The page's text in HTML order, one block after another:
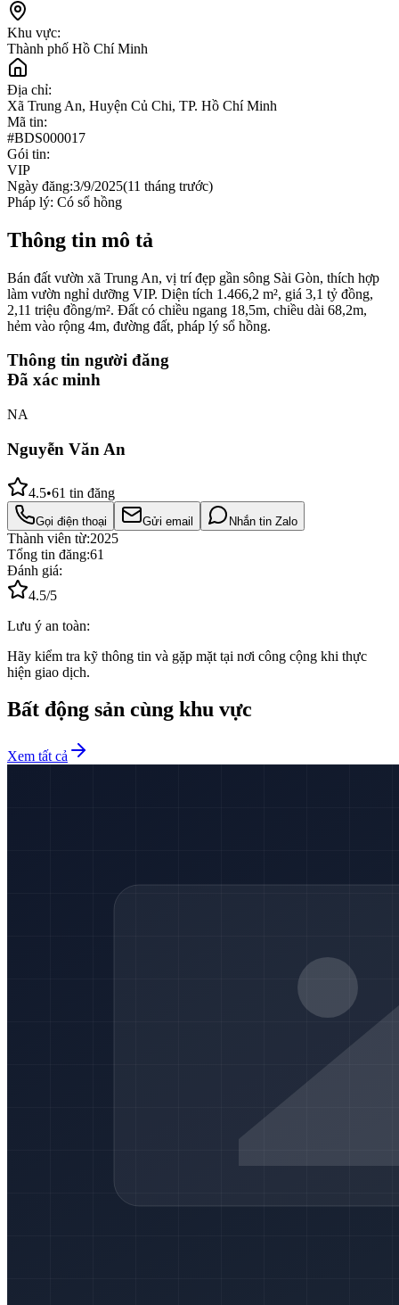
Khu vực:
Thành phố Hồ Chí Minh
Địa chỉ:
Xã Trung An, Huyện Củ Chi, TP. Hồ Chí Minh
Mã tin:
#BDS000017
Gói tin:
VIP
Ngày đăng:3/9/2025(11 tháng trước)
Pháp lý: Có sổ hồng
Thông tin mô tả
Bán đất vườn xã Trung An, vị trí đẹp gần sông Sài Gòn, thích hợp
làm vườn nghỉ dưỡng VIP. Diện tích 1.466,2 m², giá 3,1 tỷ đồng,
2,11 triệu đồng/m². Đất có chiều ngang 18,5m, chiều dài 68,2m,
hẻm vào rộng 4m, đường đất, pháp lý sổ hồng.
Thông tin người đăng
Đã xác minh
NA
Nguyễn Văn An
4.5•61 tin đăng
Gọi điện thoại Gửi email Nhắn tin Zalo
Thành viên từ:2025
Tổng tin đăng:61
Đánh giá:
4.5/5
Lưu ý an toàn:
Hãy kiểm tra kỹ thông tin và gặp mặt tại nơi công cộng khi thực
hiện giao dịch.
Bất động sản cùng khu vực
Xem tất cả